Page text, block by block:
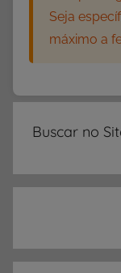
o
p
a
I
r
Seja
máximo a
Buscar no